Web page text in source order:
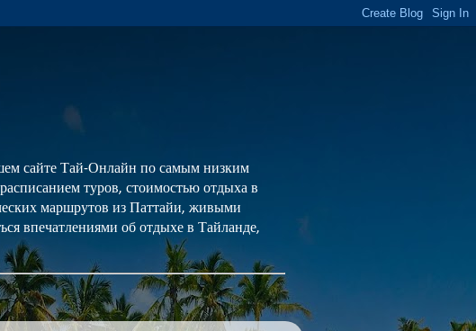
сайте Тай-Онлайн по самым низким
туров, стоимостью отдыха в
маршрутов из Паттайи, живыми
впечатлениями об отдыхе в Тайланде,